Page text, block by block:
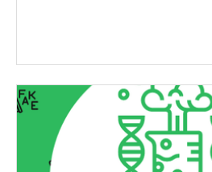
Image
de
couverture
(conseillée)